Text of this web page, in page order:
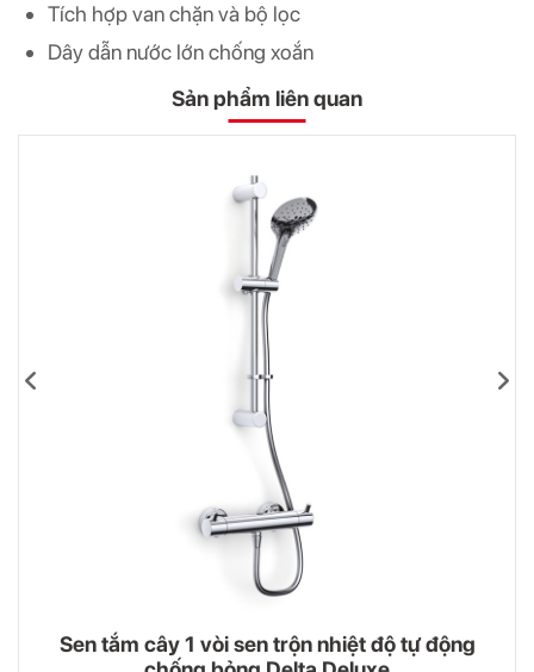
Tích hợp van chặn và bộ lọc
Dây dẫn nước lớn chống xoắn
Sản phẩm liên quan
Sen tắm cây 1 vòi sen trộn nhiệt độ tự động